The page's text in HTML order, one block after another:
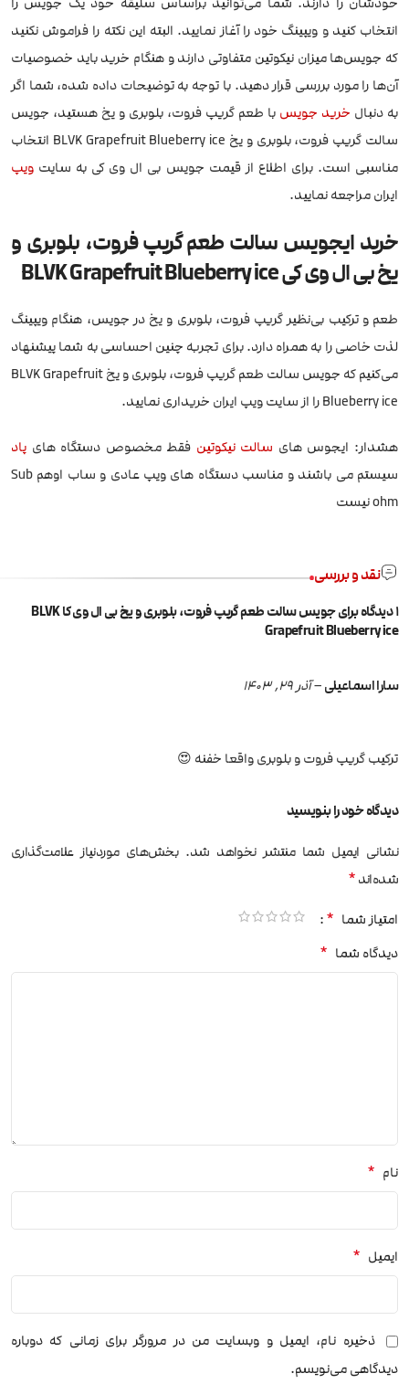
انتخاب کنید و ویپینگ خود را آغاز نمایید. البته این نکته را فراموش نکنید
که جویس‌ها میزان نیکوتین متفاوتی دارند و هنگام خرید باید خصوصیات
آن‌ها را مورد بررسی قرار دهید. با توجه به توضیحات داده شده، شما اگر
به دنبال خرید جویس با طعم گریپ فروت، بلوبری و یخ هستید، جویس
سالت گریپ فروت، بلوبری و یخ BLVK Grapefruit Blueberry ice انتخاب
مناسبی است. برای اطلاع از قیمت جویس بی ال وی کی به سایت ویپ
ایران مراجعه نمایید.
خرید ایجویس سالت طعم گریپ فروت، بلوبری و
یخ بی ال وی کی BLVK Grapefruit Blueberry ice
طعم و ترکیب بی‌نظیر گریپ فروت، بلوبری و یخ در جویس، هنگام ویپینگ
لذت خاصی را به همراه دارد. برای تجربه چنین احساسی به شما پیشنهاد
می‌کنیم که جویس سالت طعم گریپ فروت، بلوبری و یخ BLVK Grapefruit
Blueberry ice را از سایت ویپ ایران خریداری نمایید.
هشدار: ایجوس های سالت نیکوتین فقط مخصوص دستگاه های پاد
سیستم می باشند و مناسب دستگاه های ویپ عادی و ساب اوهم Sub
ohm نیست
نقد و بررسی
1 دیدگاه برای
جویس سالت طعم گریپ فروت، بلوبری و یخ بی ال وی کا BLVK
Grapefruit Blueberry ice
سارا اسماعیلی–آذر 29, 1403
ترکیب گریپ فروت و بلوبری واقعا خفنه 😍
دیدگاه خود را بنویسید
نشانی ایمیل شما منتشر نخواهد شد. بخش‌های موردنیاز علامت‌گذاری
شده‌اند*
امتیاز شما *
دیدگاه شما *
نام *
ایمیل *
ذخیره نام، ایمیل و وبسایت من در مرورگر برای زمانی که دوباره
دیدگاهی می‌نویسم.